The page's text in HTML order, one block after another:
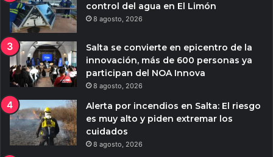
control del agua en El Limón
8 agosto, 2026
Salta se convierte en epicentro de la
innovación, más de 600 personas ya
participan del NOA Innova
8 agosto, 2026
Alerta por incendios en Salta: El riesgo
es muy alto y piden extremar los
cuidados
8 agosto, 2026